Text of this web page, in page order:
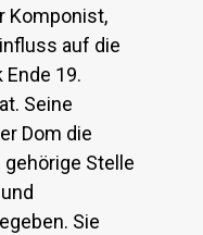
Komponist,
auf die
19.
Seine
Dom die
Stelle
Sie